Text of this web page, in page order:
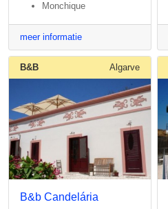
Monchique
meer informatie
B&B Algarve
B&b Candelária